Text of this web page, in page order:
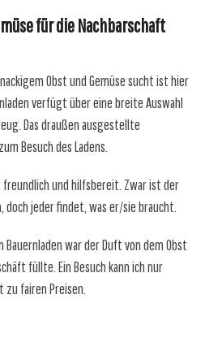
für die Nachbarschaft
Obst und Gemüse sucht ist hier
verfügt über eine breite Auswahl
Das draußen ausgestellte
Besuch des Ladens.
und hilfsbereit. Zwar ist der
doch jeder findet, was er/sie braucht.
Bauernladen war der Duft von dem Obst
füllte. Ein Besuch kann ich nur
zu fairen Preisen.